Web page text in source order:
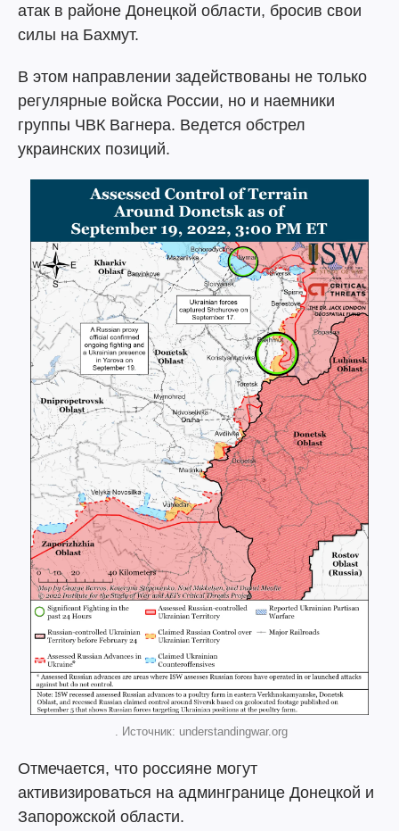
атак в районе Донецкой области, бросив свои
силы на Бахмут.
В этом направлении задействованы не только
регулярные войска России, но и наемники
группы ЧВК Вагнера. Ведется обстрел
украинских позиций.
. Источник: understandingwar.org
Отмечается, что россияне могут
активизироваться на админгранице Донецкой и
Запорожской области.